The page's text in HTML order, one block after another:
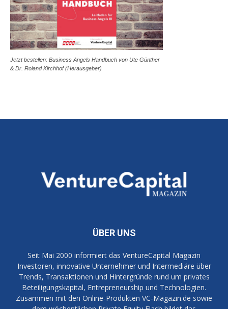
Jetzt bestellen: Business Angels Handbuch von Ute Günther
& Dr. Roland Kirchhof (Herausgeber)
ÜBER UNS
Seit Mai 2000 informiert das VentureCapital Magazin
Investoren, innovative Unternehmer und Intermediäre über
Trends, Transaktionen und Hintergründe rund um privates
Beteiligungskapital, Entrepreneurship und Technologien.
Zusammen mit den Online-Produkten VC-Magazin.de sowie